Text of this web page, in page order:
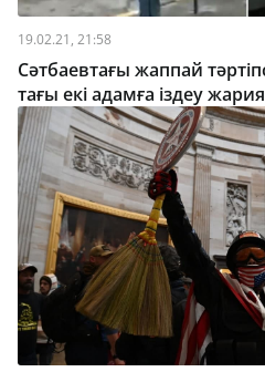
19.02.21, 21:58
Сәтбаевтағы жаппай
тағы екі адамға іздеу